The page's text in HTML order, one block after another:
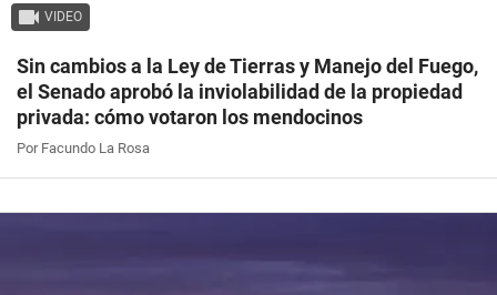
VIDEO
Sin cambios a la Ley de Tierras y Manejo del Fuego,
el Senado aprobó la inviolabilidad de la propiedad
privada: cómo votaron los mendocinos
Por Facundo La Rosa